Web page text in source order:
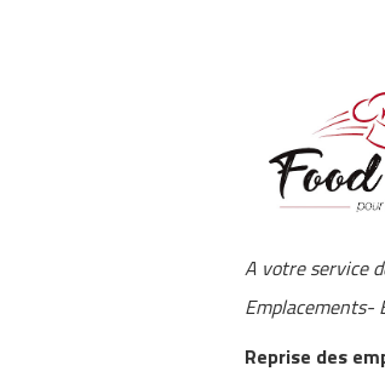
A votre service
Emplacements-
Reprise des